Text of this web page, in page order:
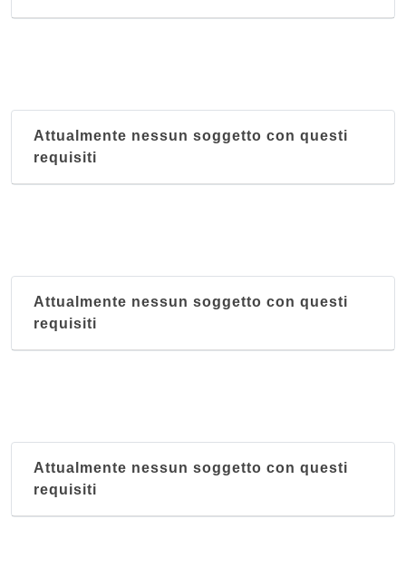
Attualmente nessun soggetto con questi
requisiti
Attualmente nessun soggetto con questi
requisiti
Attualmente nessun soggetto con questi
requisiti